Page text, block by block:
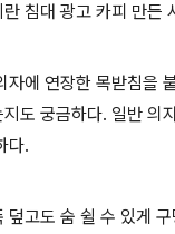
침대 광고 카피 만든
자에 연장한 목받침을
도 궁금하다. 일반 의
다.
덮고도 숨 쉴 수 있게